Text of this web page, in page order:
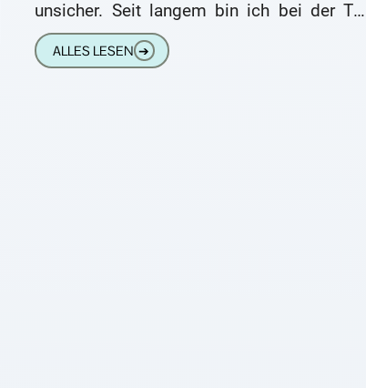
unsicher. Seit langem bin ich bei der TKK
krankenversichert.
ALLES LESEN ➔